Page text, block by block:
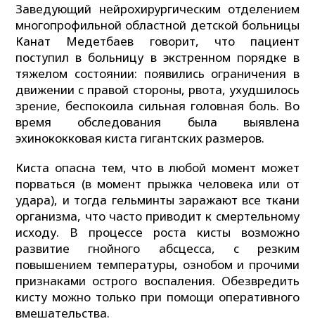
Заведующий нейрохирургическим отделением
многопрофильной областной детской больницы
Канат Медетбаев говорит, что пациент
поступил в больницу в экстренном порядке в
тяжелом состоянии: появились ограничения в
движении с правой стороны, рвота, ухудшилось
зрение, беспокоила сильная головная боль. Во
время обследования была выявлена
эхинококковая киста гигантских размеров.
Киста опасна тем, что в любой момент может
порваться (в момент прыжка человека или от
удара), и тогда гельминты заражают все ткани
организма, что часто приводит к смертельному
исходу. В процессе роста кисты возможно
развитие гнойного абсцесса, с резким
повышением температуры, ознобом и прочими
признаками острого воспаления. Обезвредить
кисту можно только при помощи оперативного
вмешательства.